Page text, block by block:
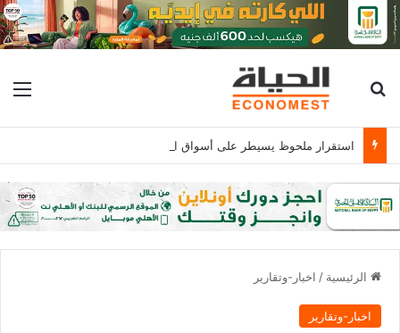
بحث عن
الرئيسية / اخبار-وتقارير
اخبار-وتقارير